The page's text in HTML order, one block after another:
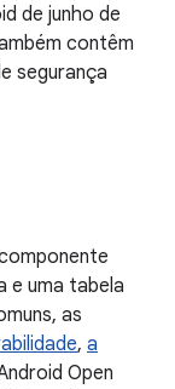
de junho de
contêm
segurança
e uma tabela
as
, a
Open